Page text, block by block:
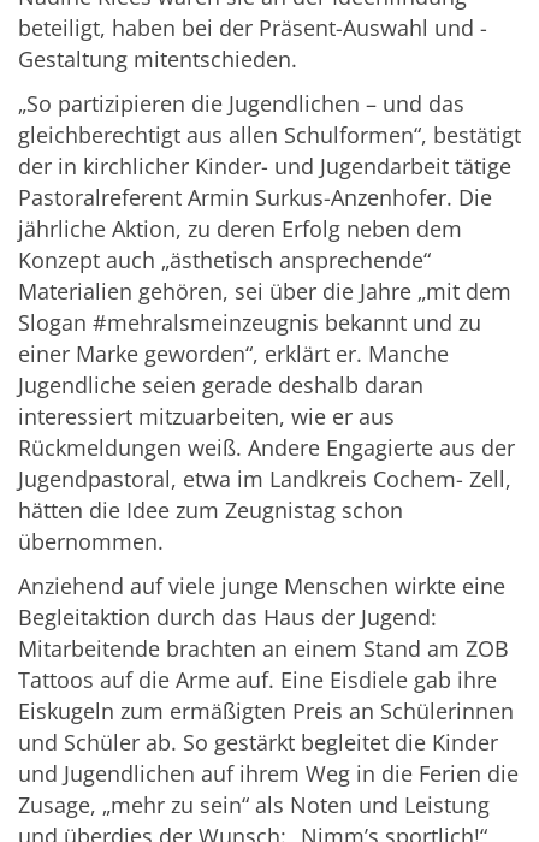
beteiligt, haben bei der Präsent-Auswahl und -
Gestaltung mitentschieden.
„So partizipieren die Jugendlichen – und das
gleichberechtigt aus allen Schulformen“, bestätigt
der in kirchlicher Kinder- und Jugendarbeit tätige
Pastoralreferent Armin Surkus-Anzenhofer. Die
jährliche Aktion, zu deren Erfolg neben dem
Konzept auch „ästhetisch ansprechende“
Materialien gehören, sei über die Jahre „mit dem
Slogan #mehralsmeinzeugnis bekannt und zu
einer Marke geworden“, erklärt er. Manche
Jugendliche seien gerade deshalb daran
interessiert mitzuarbeiten, wie er aus
Rückmeldungen weiß. Andere Engagierte aus der
Jugendpastoral, etwa im Landkreis Cochem- Zell,
hätten die Idee zum Zeugnistag schon
übernommen.
Anziehend auf viele junge Menschen wirkte eine
Begleitaktion durch das Haus der Jugend:
Mitarbeitende brachten an einem Stand am ZOB
Tattoos auf die Arme auf. Eine Eisdiele gab ihre
Eiskugeln zum ermäßigten Preis an Schülerinnen
und Schüler ab. So gestärkt begleitet die Kinder
und Jugendlichen auf ihrem Weg in die Ferien die
Zusage, „mehr zu sein“ als Noten und Leistung
und überdies der Wunsch: „Nimm’s sportlich!“